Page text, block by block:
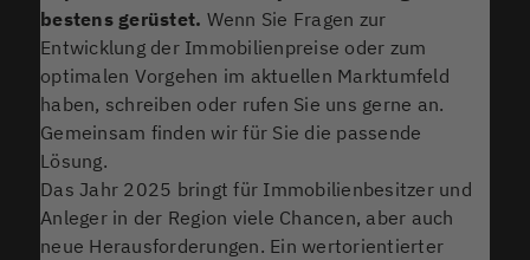
bestens gerüstet. Wenn Sie Fragen zur
Entwicklung der Immobilienpreise oder zum
optimalen Vorgehen im aktuellen Marktumfeld
haben, schreiben oder rufen Sie uns gerne an.
Gemeinsam finden wir für Sie die passende
Lösung.
Das Jahr 2025 bringt für Immobilienbesitzer und
Anleger in der Region viele Chancen, aber auch
neue Herausforderungen. Ein wertorientierter